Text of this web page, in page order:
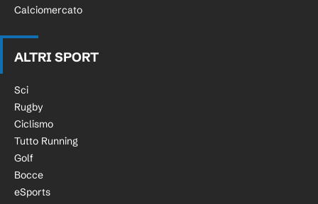
Calciomercato
ALTRI SPORT
Sci
Rugby
Ciclismo
Tutto Running
Golf
Bocce
eSports